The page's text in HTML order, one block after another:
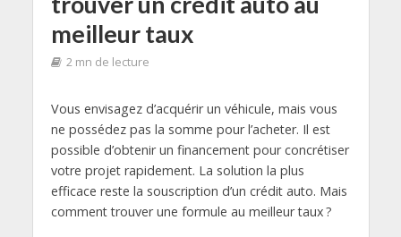
meilleur taux
2 mn de lecture
Vous envisagez d’acquérir un véhicule, mais vous
ne possédez pas la somme pour l’acheter. Il est
possible d’obtenir un financement pour concrétiser
votre projet rapidement. La solution la plus
efficace reste la souscription d’un crédit auto. Mais
comment trouver une formule au meilleur taux ?